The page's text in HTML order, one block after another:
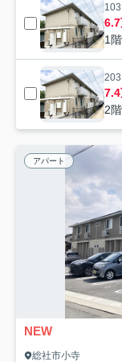
103
6.7
1
203
7.4
2
アパート
NEW
総社市小寺